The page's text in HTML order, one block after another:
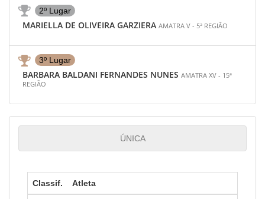
2º Lugar
MARIELLA DE OLIVEIRA GARZIERA AMATRA V - 5ª REGIÃO
3º Lugar
BARBARA BALDANI FERNANDES NUNES AMATRA XV - 15ª
REGIÃO
ÚNICA
Classif. Atleta